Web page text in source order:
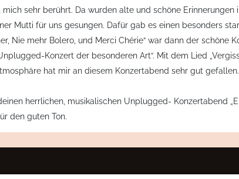
sehr berührt. Da wurden alte und schöne
Mutti für uns gesungen. Dafür gab es einen besonders
Nie mehr Bolero, und Merci Chérie“ war dann der schöne
Konzert der besonderen Art“. Mit dem Lied
hat mir an diesem Konzertabend sehr gut
herrlichen, musikalischen Unplugged- Konzertabend
den guten Ton.